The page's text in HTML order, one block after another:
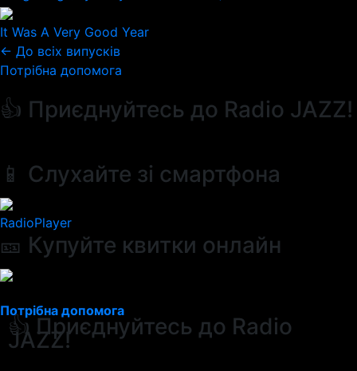
It Was A Very Good Year
← До всіх випусків
Потрібна допомога
👍 Приєднуйтесь до Radio JAZZ!
📱 Слухайте зі смартфона
RadioPlayer
🎫 Купуйте квитки онлайн
Потрібна допомога
👍 Приєднуйтесь до Radio
JAZZ!